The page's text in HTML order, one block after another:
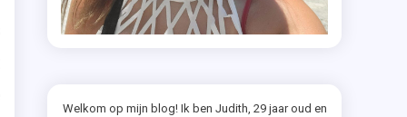
Welkom op mijn blog! Ik ben Judith, 29 jaar oud en